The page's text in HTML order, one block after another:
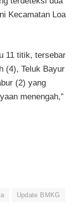
Kecamatan Loa
11 titik, tersebar
(4), Teluk Bayur
(2) yang
menengah,”
Update BMKG